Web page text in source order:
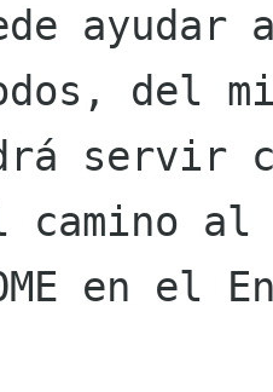
del
servir
camino al
en el